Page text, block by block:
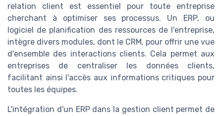
relation client est essentiel pour toute entreprise
cherchant à optimiser ses processus. Un ERP, ou
logiciel de planification des ressources de l'entreprise,
intègre divers modules, dont le CRM, pour offrir une vue
d'ensemble des interactions clients. Cela permet aux
entreprises de centraliser les données clients,
facilitant ainsi l'accès aux informations critiques pour
toutes les équipes.
L'intégration d'un ERP dans la gestion client permet de